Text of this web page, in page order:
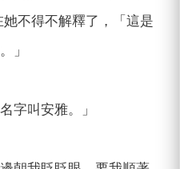
不得不解釋了，「這是
」
字叫安雅。」